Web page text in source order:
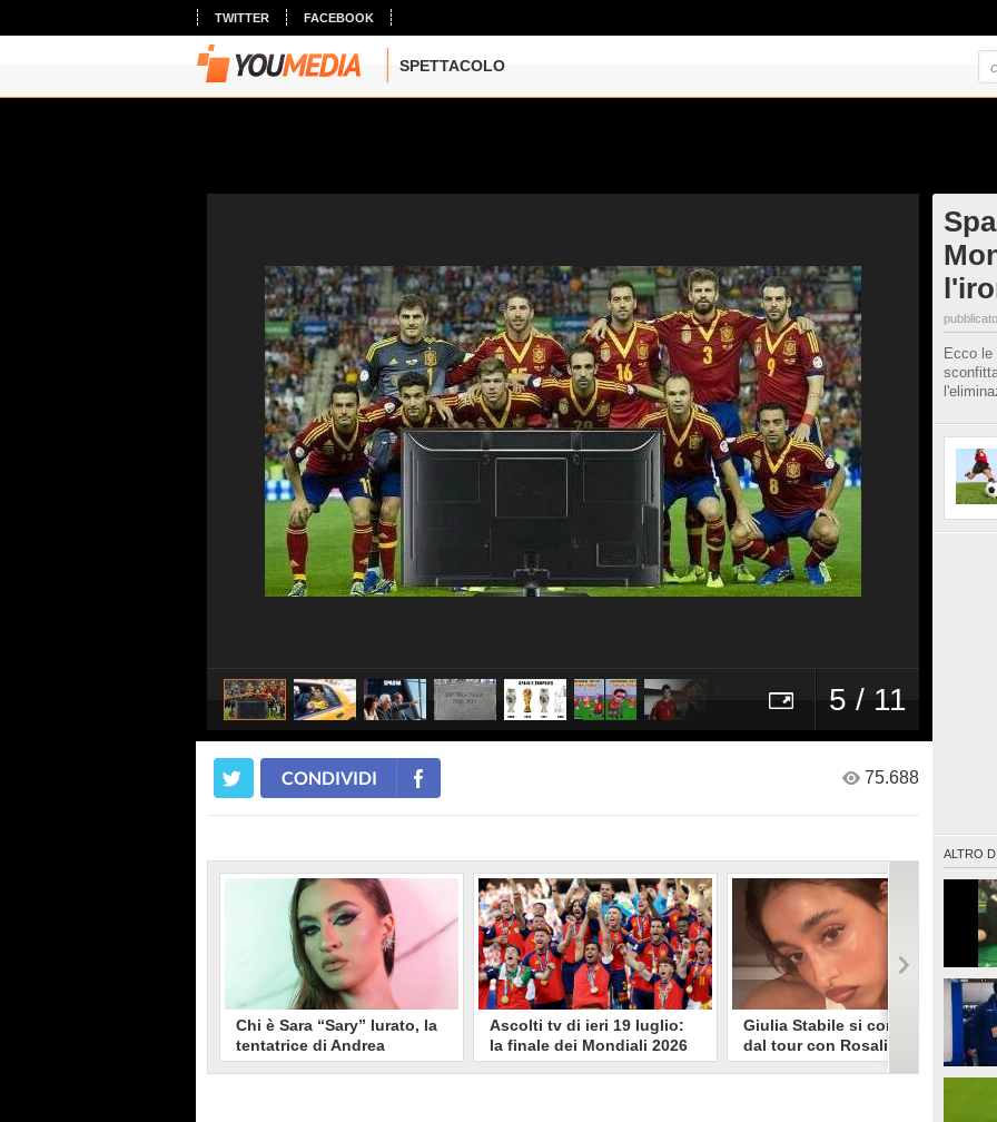
TWITTER FACEBOOK
SPETTACOLO
5 / 11
Ecco le
ALTRO DI
CONDIVIDI 75.688
Chi è Sara “Sary” Iurato, la
tentatrice di Andrea
Petraroli a Temptation
Ascolti tv di ieri 19 luglio:
la finale dei Mondiali 2026
Spagna-Argentina
Giulia Stabile si confessa
dal tour con Rosalia: "Non
sono stata bene, costretta